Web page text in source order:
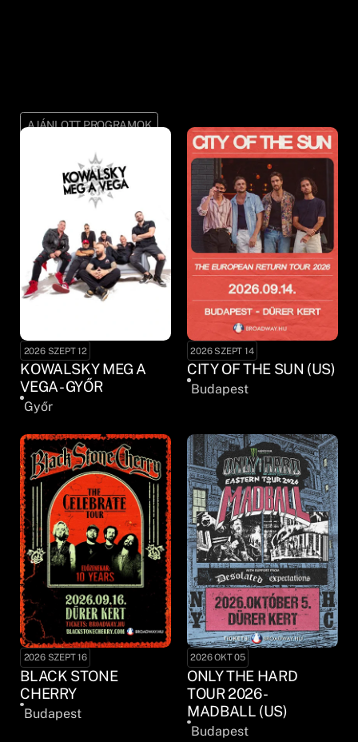
AJÁNLOTT PROGRAMOK
2026 SZEPT 12
KOWALSKY MEG A
VEGA - GYŐR
Győr
2026 SZEPT 14
CITY OF THE SUN (US)
Budapest
2026 SZEPT 16
BLACK STONE
CHERRY
Budapest
2026 OKT 05
ONLY THE HARD
TOUR 2026 -
MADBALL (US)
Budapest